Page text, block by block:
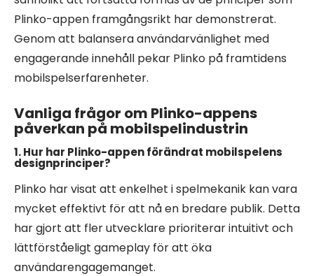
Plinko-appen framgångsrikt har demonstrerat.
Genom att balansera användarvänlighet med
engagerande innehåll pekar Plinko på framtidens
mobilspelserfarenheter.
Vanliga frågor om Plinko-appens
påverkan på mobilspelindustrin
1. Hur har Plinko-appen förändrat mobilspelens
designprinciper?
Plinko har visat att enkelhet i spelmekanik kan vara
mycket effektivt för att nå en bredare publik. Detta
har gjort att fler utvecklare prioriterar intuitivt och
lättförståeligt gameplay för att öka
användarengagemanget.